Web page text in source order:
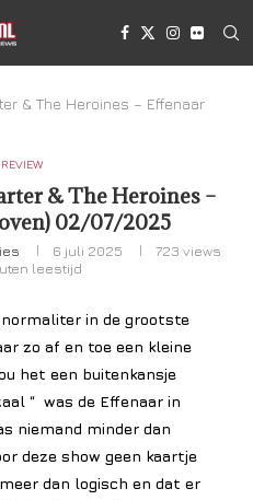
& The Heroines – Effenaar
& The Heroines –
02/07/2025
6 juli 2025 723 views
leestijd
normaliter in de grootste
zo af en toe een kleine
het een buitenkansje
“ was de Effenaar in
niemand minder dan
deze show geen kaartje
dan logisch en dat er